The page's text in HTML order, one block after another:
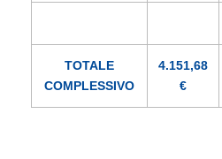
TOTALE
COMPLESSIVO
4.151,68
€